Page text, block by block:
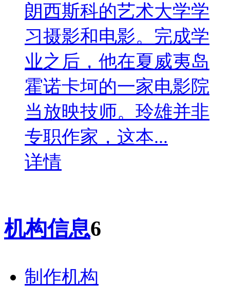
朗西斯科的艺术大学学
习摄影和电影。完成学
业之后，他在夏威夷岛
霍诺卡坷的一家电影院
当放映技师。玲雄并非
专职作家，这本...
详情
机构信息6
制作机构